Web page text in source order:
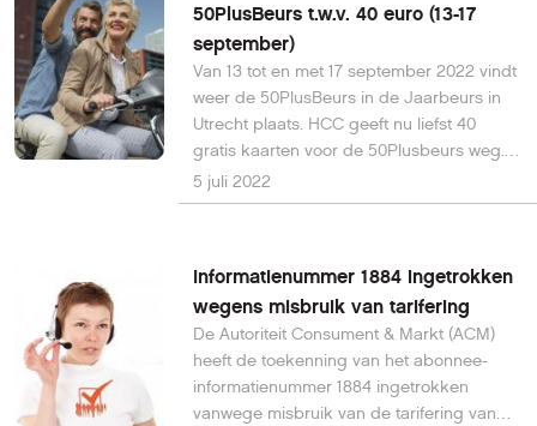
50PlusBeurs t.w.v. 40 euro (13-17
september)
Van 13 tot en met 17 september 2022 vindt
weer de 50PlusBeurs in de Jaarbeurs in
Utrecht plaats. HCC geeft nu liefst 40
gratis kaarten voor de 50Plusbeurs weg.
Doe ook mee en maak kans op twee
gratis kaarten t.w.v. 40 euro.
5 juli 2022
Informatienummer 1884 ingetrokken
wegens misbruik van tarifering
De Autoriteit Consument & Markt (ACM)
heeft de toekenning van het abonnee-
informatienummer 1884 ingetrokken
vanwege misbruik van de tarifering van